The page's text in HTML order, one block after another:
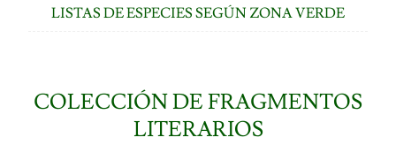
LISTAS DE ESPECIES SEGÚN ZONA VERDE
COLECCIÓN DE FRAGMENTOS
LITERARIOS